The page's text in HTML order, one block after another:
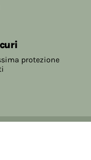
protezione